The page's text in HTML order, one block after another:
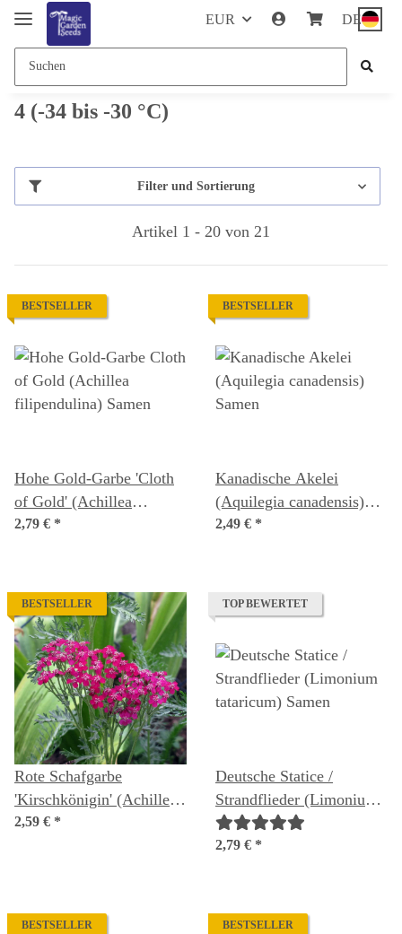
EUR DE
4 (-34 bis -30 °C)
Filter und Sortierung
Artikel 1 - 20 von 21
BESTSELLER
Hohe Gold-Garbe 'Cloth
of Gold' (Achillea
filipendulina) Samen
2,79 € *
BESTSELLER
Kanadische Akelei
(Aquilegia canadensis)
Samen
2,49 € *
BESTSELLER
Rote Schafgarbe
'Kirschkönigin' (Achillea
millefolium) Samen
2,59 € *
TOP BEWERTET
Deutsche Statice /
Strandflieder (Limonium
tataricum) Samen
2,79 € *
BESTSELLER BESTSELLER